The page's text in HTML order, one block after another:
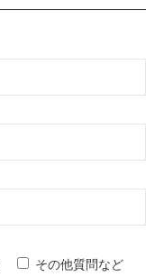
その他質問など